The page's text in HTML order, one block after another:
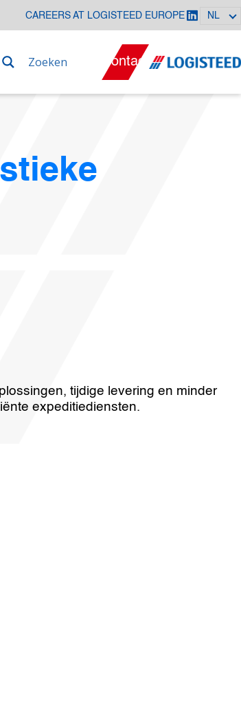
CAREERS AT LOGISTEED EUROPE NL
Contact
tijdige levering en minder
expeditiediensten.